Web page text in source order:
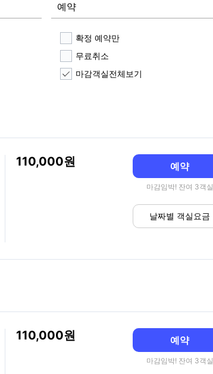
예약
확정 예약만
무료취소
마감객실전체보기
110,000 예약
마감임박! 잔여 3객실
날짜별 객실요금
110,000 예약
마감임박! 잔여 3객실